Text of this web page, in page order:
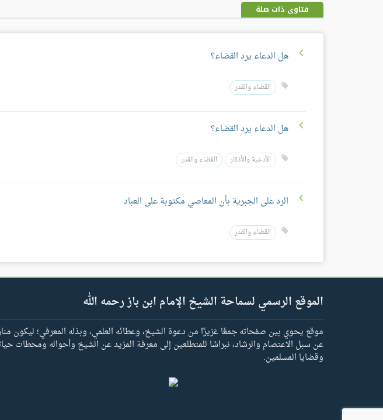
فتاوى ذات صلة
هل الدعاء يرد القضاء؟
القضاء والقدر
هل الدعاء يرد القضاء؟
الأدعية والأذكار القضاء والقدر
الرد على الجبرية بأن المعاصي مكتوبة على العباد
القضاء والقدر
الموقع الرسمي لسماحة الشيخ الإمام ابن باز رحمه الله
موقع يحوي بين صفحاته جمعًا غزيرًا من دعوة الشيخ، وعطائه العلمي، وبذله المعرفي؛ ليكون
عن سبل الاعتصام والرشاد، نبراسًا للمتطلعين إلى معرفة المزيد عن الشيخ وأحواله ومحطات
وقضايا المسلمين.